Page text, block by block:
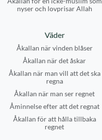
nyser och lovprisar Allah
Väder
Åkallan när vinden blåser
Åkallan när det åskar
Åkallan när man vill att det ska
regna
Åkallan när man ser regnet
Åminnelse efter att det regnat
Åkallan för att hålla tillbaka
regnet